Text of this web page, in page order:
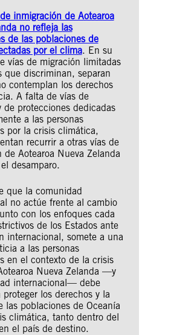
inmigración de Aotearoa
no refleja las
de las poblaciones de
por el clima. En su
vías de migración limitadas
que discriminan, separan
contemplan los derechos
A falta de vías de
de protecciones dedicadas
a las personas
por la crisis climática,
recurrir a otras vías de
de Aotearoa Nueva Zelanda
desamparo.
que la comunidad
no actúe frente al cambio
con los enfoques cada
de los Estados ante
internacional, somete a una
a las personas
en el contexto de la crisis
Nueva Zelanda —y
internacional— debe
los derechos y la
las poblaciones de Oceanía
climática, tanto dentro del
el país de destino.